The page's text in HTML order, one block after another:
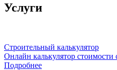
Услуги
Строительный калькулятор
Онлайн калькулятор стоимости
Подробнее